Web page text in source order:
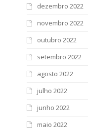
dezembro 2022
novembro 2022
outubro 2022
setembro 2022
agosto 2022
julho 2022
junho 2022
maio 2022